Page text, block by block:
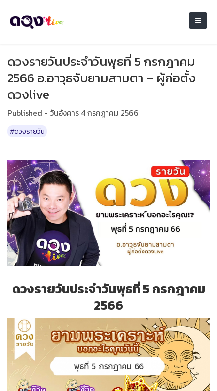
ดวงรายวันประจำวันพุธที่ 5 กรกฎาคม
2566 อ.อาวุธจับยามสามตา – ผู้ก่อตั้ง
ดวงlive
Published - วันอังคาร 4 กรกฎาคม 2566
#ดวงรายวัน
ดวงรายวันประจำวันพุธที่ 5 กรกฎาคม
2566